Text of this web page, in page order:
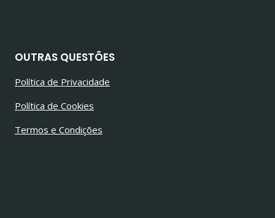
OUTRAS QUESTÕES
Política de Privacidade
Política de Cookies
Termos e Condições